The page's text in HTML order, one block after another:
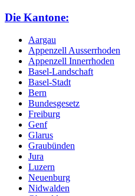
Die Kantone:
Aargau
Appenzell Ausserrhoden
Appenzell Innerrhoden
Basel-Landschaft
Basel-Stadt
Bern
Bundesgesetz
Freiburg
Genf
Glarus
Graubünden
Jura
Luzern
Neuenburg
Nidwalden